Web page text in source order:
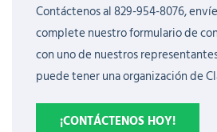
Contáctenos al 829-954-8076,
complete nuestro formulario de
con uno de nuestros
puede tener una organización de
¡CONTÁCTENOS HOY!